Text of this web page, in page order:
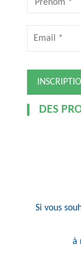
DES
Si vous
à